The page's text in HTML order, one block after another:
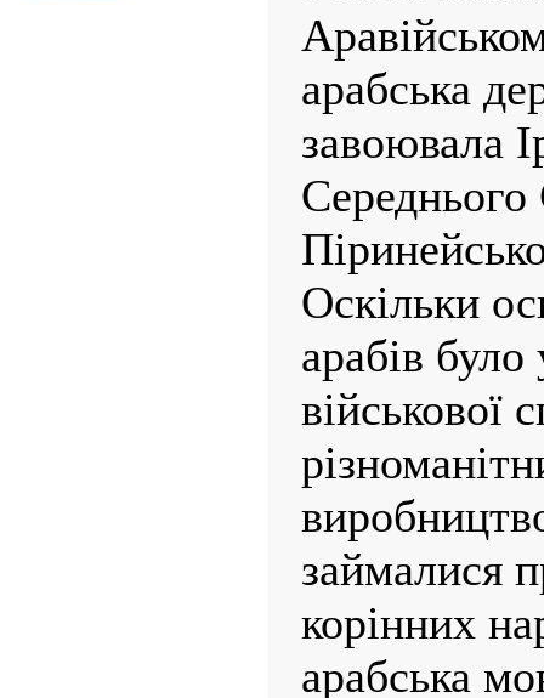
арабська
завоювала
Середнього
Оскільки
арабів
військової
займалися
корінних
арабська